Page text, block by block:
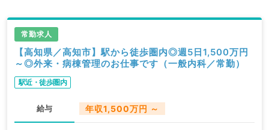
常勤求人
【高知県／高知市】駅から徒歩圏内◎週5日1,500万円
～◎外来・病棟管理のお仕事です（一般内科／常勤）
駅近・徒歩圏内
給与 年収1,500万円 ～